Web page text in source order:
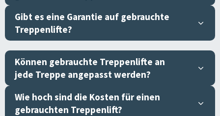
Gibt es eine Garantie auf gebrauchte
Treppenlifte?
Können gebrauchte Treppenlifte an
jede Treppe angepasst werden?
Wie hoch sind die Kosten für einen
gebrauchten Treppenlift?